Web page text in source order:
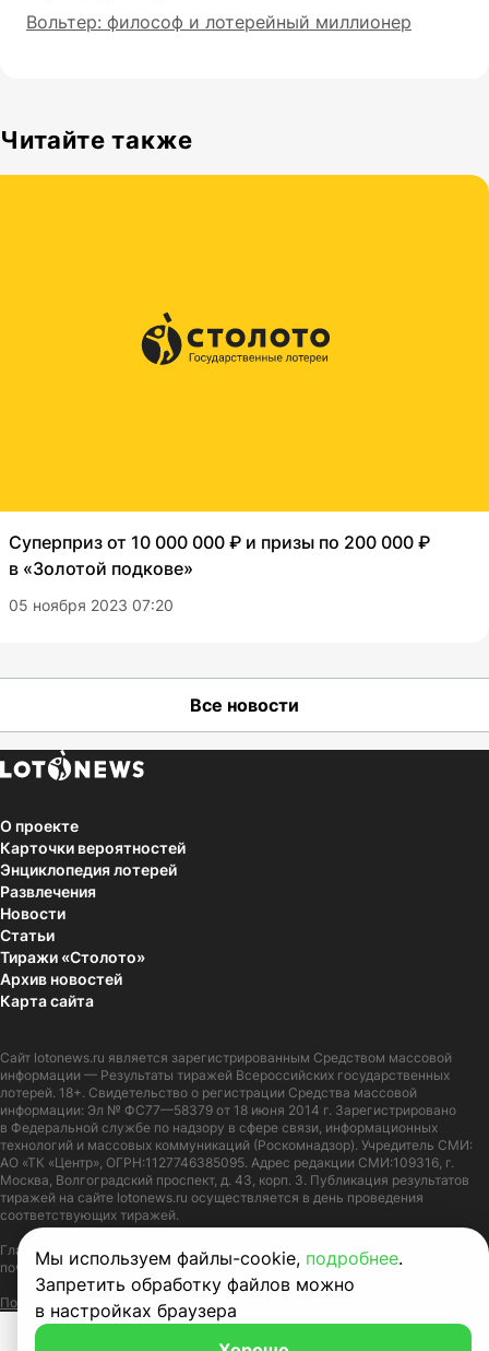
Вольтер: философ и лотерейный миллионер
Читайте также
Суперприз от 10 000 000 ₽ и призы по 200 000 ₽
в «Золотой подкове»
05 ноября 2023 07:20
Все новости
Мы используем файлы-cookie, подробнее.
Запретить обработку файлов можно
в настройках браузера
О проекте
Карточки вероятностей
Энциклопедия лотерей
Развлечения
Новости
Статьи
Тиражи «Столото»
Архив новостей
Карта сайта
Сайт lotonews.ru является зарегистрированным Средством массовой
информации — Результаты тиражей Всероссийских государственных
лотерей. 18+. Свидетельство о регистрации Средства массовой
информации: Эл № ФС77—58379 от 18 июня 2014 г. Зарегистрировано
в Федеральной службе по надзору в сфере связи, информационных
технологий и массовых коммуникаций (Роскомнадзор). Учредитель СМИ:
АО «ТК «Центр», ОГРН:1127746385095. Адрес редакции СМИ:109316, г.
Москва, Волгоградский проспект, д. 43, корп. 3. Публикация результатов
тиражей на сайте lotonews.ru осуществляется в день проведения
соответствующих тиражей.
Главный редактор: Журов Александр Вячеславович. Адрес электронной
почты:lotonews@stoloto.ru. Телефон: +7(900)5550055
Политика в отношении обработки персональных данных